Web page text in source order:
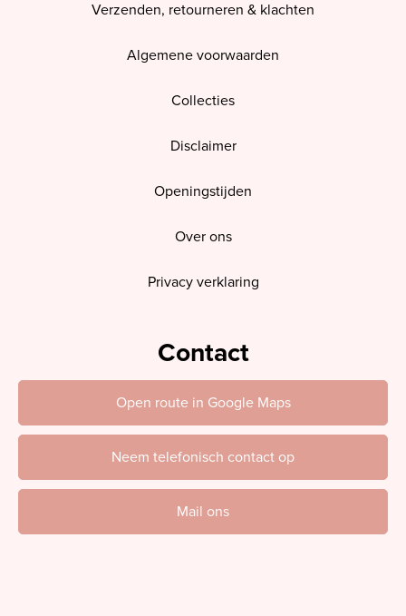
Verzenden, retourneren & klachten
Algemene voorwaarden
Collecties
Disclaimer
Openingstijden
Over ons
Privacy verklaring
Contact
Open route in Google Maps
Neem telefonisch contact op
Mail ons